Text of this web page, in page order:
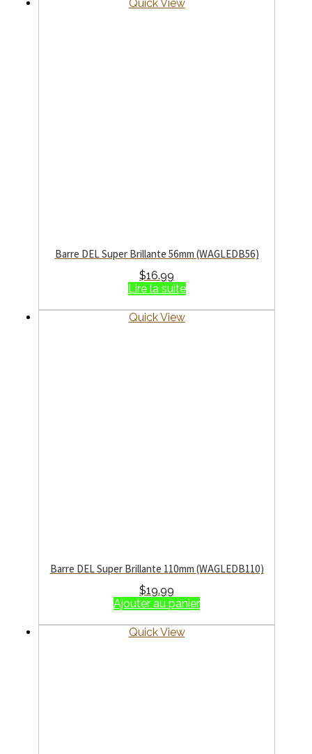
Quick View
Barre DEL Super Brillante 56mm (WAGLEDB56)
$16.99
Lire la suite
Quick View
Barre DEL Super Brillante 110mm (WAGLEDB110)
$19.99
Ajouter au panier
Quick View